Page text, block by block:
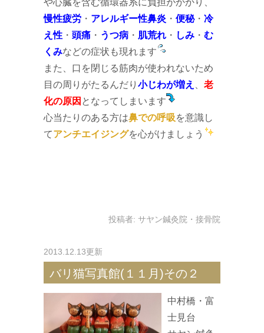
や心臓を含む循環器系に負担がかかり、
慢性疲労 ・ アレルギー性鼻炎 ・ 便秘・ 冷
え性 ・ 頭痛 ・ うつ病 ・ 肌荒れ ・ しみ ・ む
くみなどの症状も現れます
また、口を閉じる筋肉が使われないため
目の周りがたるんだり 小じわが増え
老
化の原因 となってしまいます
心当たりのある方は鼻での呼吸を意識し
てアンチエイジングを心がけましょう
投稿者: サヤン鍼灸院・接骨院
2013.12.13更新
バリ猫写真館(１１月)その２
中村橋・富
士見台